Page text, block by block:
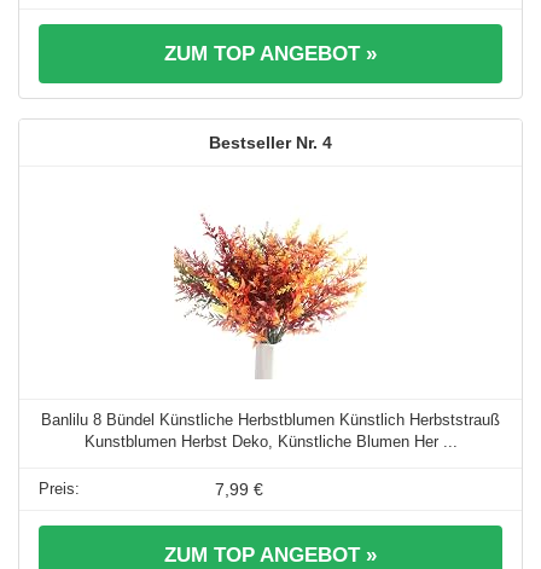
ZUM TOP ANGEBOT »
4
Banlilu 8 Bündel Künstliche Herbstblumen Künstlich Herbststrauß
Kunstblumen Herbst Deko, Künstliche Blumen Her ...
7,99 €
ZUM TOP ANGEBOT »